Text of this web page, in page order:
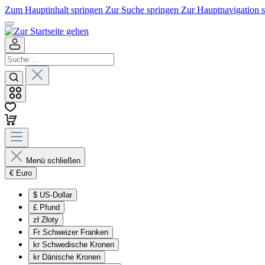
Zum Hauptinhalt springen Zur Suche springen Zur Hauptnavigation
Menü schließen
€ Euro
$ US-Dollar
£ Pfund
zł Złoty
Fr Schweizer Franken
kr Schwedische Kronen
kr Dänische Kronen